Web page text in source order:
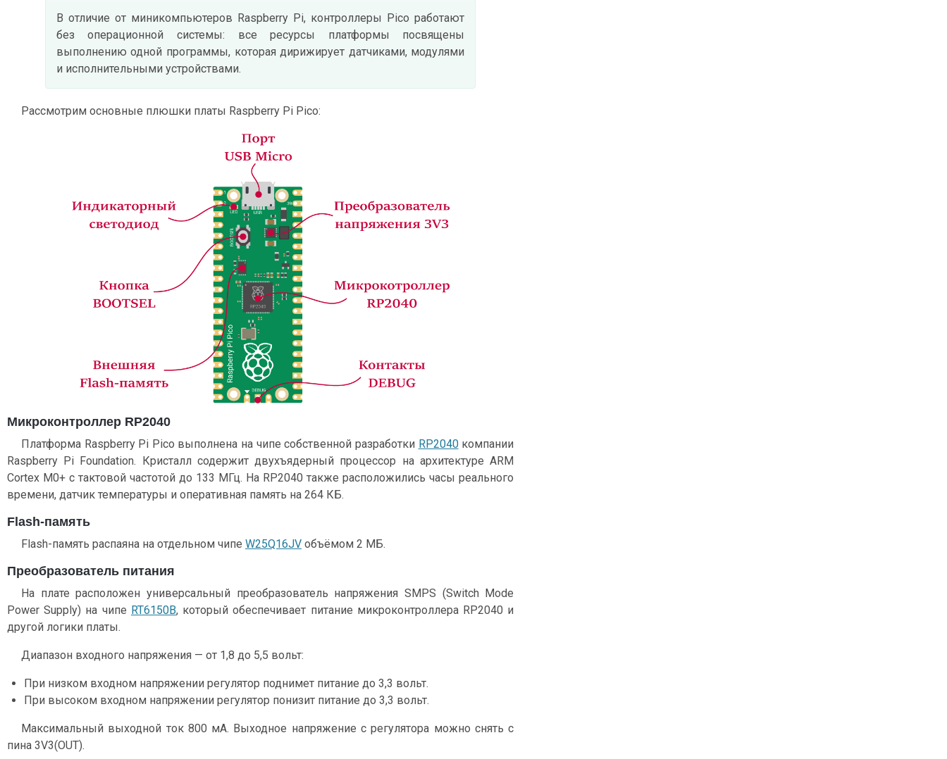
В отличие от миникомпьютеров Raspberry Pi, контроллеры Pico работают
без операционной системы: все ресурсы платформы посвящены
выполнению одной программы, которая дирижирует датчиками, модулями
и исполнительными устройствами.
Рассмотрим основные плюшки платы Raspberry Pi Pico:
Микроконтроллер RP2040
Платформа Raspberry Pi Pico выполнена на чипе собственной разработки RP2040компании
Raspberry Pi Foundation. Кристалл содержит двухъядерный процессор на архитектуре ARM
Cortex M0+ с тактовой частотой до 133 МГц. На RP2040 также расположились часы реального
времени, датчик температуры и оперативная память на 264 КБ.
Flash-память
Flash-память распаяна на отдельном чипе W25Q16JV объёмом 2 МБ.
Преобразователь питания
На плате расположен универсальный преобразователь напряжения SMPS (Switch Mode
Power Supply) на чипе RT6150B, который обеспечивает питание микроконтроллера RP2040 и
другой логики платы.
Диапазон входного напряжения — от 1,8 до 5,5 вольт:
При низком входном напряжении регулятор поднимет питание до 3,3 вольт.
При высоком входном напряжении регулятор понизит питание до 3,3 вольт.
Максимальный выходной ток 800 мА. Выходное напряжение с регулятора можно снять с
пина 3V3(OUT).